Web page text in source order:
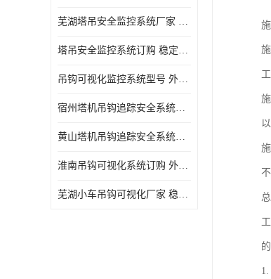
芜湖塔吊安全监控系统厂家 外观简洁大方 减少盲吊引发的事故
塔吊安全监控系统订购 稳定性高 结构清晰稳定
吊钩可视化监控系统型号 外观简洁大方 信号稳定 抗干扰性强
宿州塔机吊钩追踪安全系统厂家 提高工作效率 结构清晰稳定
黄山塔机吊钩追踪安全系统价格 可远程查看 减少盲吊引发的事故
淮南吊钩可视化系统订购 外观简洁大方 体积小 占用空间小
芜湖小车吊钩可视化厂家 稳定性高 可视吊装 降低盲吊风险